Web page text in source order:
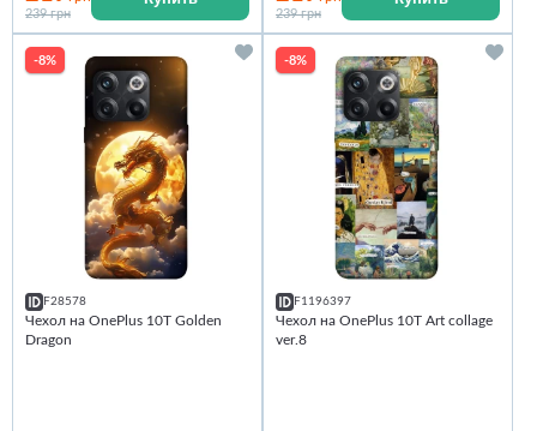
239 грн 239 грн
-8%
F28578
Чехол на OnePlus 10T Golden
Dragon
-8%
F1196397
Чехол на OnePlus 10T Art collage
ver.8